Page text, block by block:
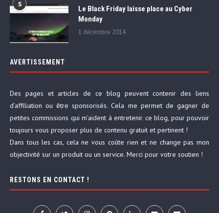
5
Le Black Friday laisse place au Cyber
Monday
1 décembre 2014
AVERTISSEMENT
Des pages et articles de ce blog peuvent contenir des liens
d’affiliation ou être sponsorisés. Cela me permet de gagner de
petites commissions qui m’aident à entretenir ce blog, pour pouvoir
toujours vous proposer plus de contenu gratuit et pertinent !
Dans tous les cas, cela ne vous coûte rien et ne change pas mon
objectivité sur un produit ou un service. Merci pour votre soutien !
RESTONS EN CONTACT !